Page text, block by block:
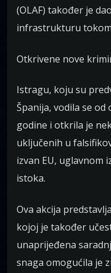
(OLAF) također je
infrastrukturu
Otkrivene nove
Istragu, koju su
Španija, vodila se od
godine i otkrila je
uključenih u
izvan EU, uglavnom
istoka.
Ova akcija
kojoj je također
unaprijeđena
snaga omogućila je